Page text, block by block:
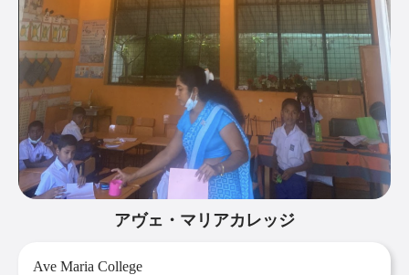
アヴェ・マリアカレッジ
Ave Maria College